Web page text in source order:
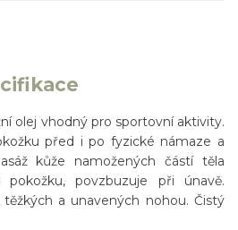
olej vhodný pro sportovní aktivity.
před i po fyzické námaze a
kůže namožených částí těla
povzbuzuje při únavě.
a unavených nohou. Čistý